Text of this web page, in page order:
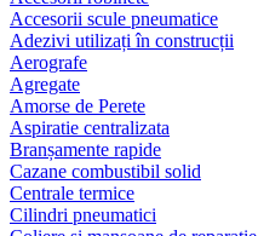
Accesorii scule pneumatice
Adezivi utilizați în construcții
Aerografe
Agregate
Amorse de Perete
Aspiratie centralizata
Branșamente rapide
Cazane combustibil solid
Centrale termice
Cilindri pneumatici